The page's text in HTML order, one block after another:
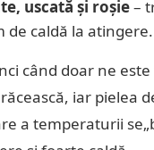
uscată și roșie–
de caldă la atingere.
când doar ne
iar pielea
a temperaturii